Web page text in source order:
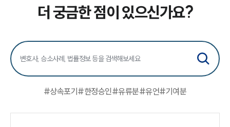
더 궁금한 점이 있으신가요?
#상속포기 #한정승인#유류분#유언#기여분